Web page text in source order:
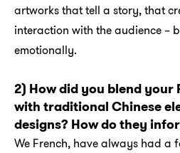
artworks that tell a story, that
interaction with the audience –
emotionally.
2) How did you blend
with traditional Chinese
designs? How do they
We French, have always had a